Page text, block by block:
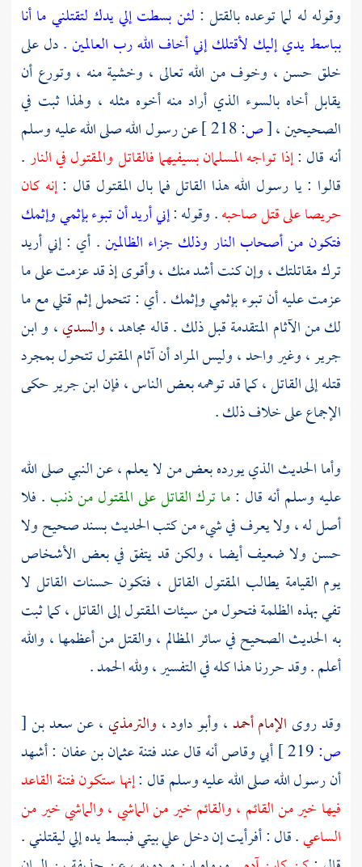
وقوله له لما توعده بالقتل : لئن بسطت إلي يدك لتقتلني ما أنا
بباسط يدي إليك لأقتلك إني أخاف الله رب العالمين. دل على
خلق حسن ، وخوف من الله تعالى ، وخشية منه ، وتورع أن
يقابل أخاه بالسوء الذي أراد منه أخوه مثله ، ولهذا ثبت في
الصحيحين ،[ص:
عن رسول الله صلى الله عليه وسلم
أنه قال :إذا تواجه المسلمان بسيفيهما فالقاتل والمقتول في النار.
قالوا : يا رسول الله هذا القاتل فما بال المقتول قال :إنه كان
حريصا على قتل صاحبه. وقوله :إني أريد أن تبوء بإثمي وإثمك
فتكون من أصحاب النار وذلك جزاء الظالمين. أي : إني أريد
ترك مقاتلتك ، وإن كنت أشد منك ، وأقوى إذ قد عزمت على ما
عزمت عليه أن تبوء بإثمي وإثمك . أي : تتحمل إثم قتلي مع ما
لك من الآثام المتقدمة قبل ذلك . قالهمجاهد،والسدي، وابن
جرير، وغير واحد ، وليس المراد أن آثام المقتول تتحول بمجرد
قتله إلى القاتل ، كما قد توهمه بعض الناس ، فإنابن جريرحكى
الإجماع على خلاف ذلك .
وأما الحديث الذي يورده بعض من لا يعلم ، عن النبي صلى الله
عليه وسلم أنه قال :ما ترك القاتل على المقتول من ذنب . فلا
أصل له ، ولا يعرف في شيء من كتب الحديث بسند صحيح ولا
حسن ولا ضعيف أيضا ، ولكن قد يتفق في بعض الأشخاص
يوم القيامة يطالب المقتول القاتل ، فتكون حسنات القاتل لا
تفي بهذه الظلمة فتحول من سيئات المقتول إلى القاتل ، كما ثبت
به الحديث الصحيح في سائر المظالم ، والقتل من أعظمها ، والله
أعلم . وقد حررنا هذا كله في التفسير ، ولله الحمد .
وقد روى الإمام أحمد، وأبو داود، والترمذي ، عنسعد بن[
ص:
أبي وقاصأنه قال عند فتنةعثمان بن عفان :أشهد
أن رسول الله صلى الله عليه وسلم قال :إنها ستكون فتنة القاعد
فيها خير من القائم ، والقائم خير من الماشي ، والماشي خير من
الساعي. قال : أفرأيت إن دخل علي بيتي فبسط يده إلي ليقتلني .